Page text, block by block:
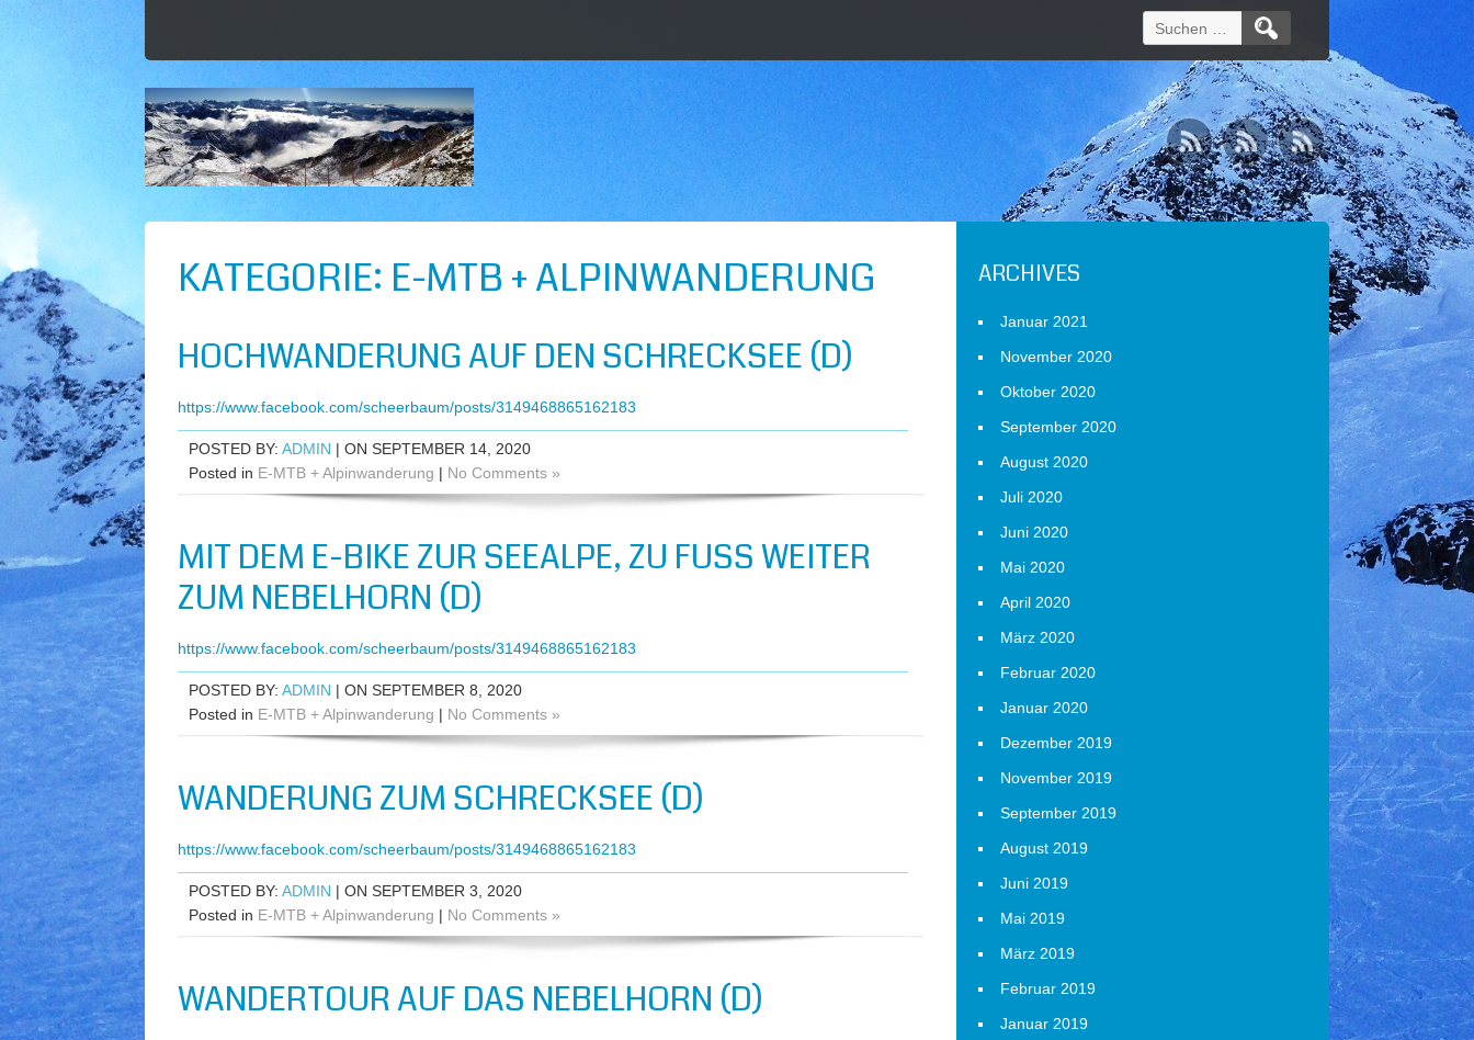
Suchen
nach:
KATEGORIE: E-MTB + ALPINWANDERUNG
HOCHWANDERUNG AUF DEN SCHRECKSEE (D)
https://www.facebook.com/scheerbaum/posts/3149468865162183
POSTED BY: ADMIN | ON SEPTEMBER 14, 2020
Posted in E-MTB + Alpinwanderung | No Comments »
MIT DEM E-BIKE ZUR SEEALPE, ZU FUSS WEITER Z
UM NEBELHORN (D)
https://www.facebook.com/scheerbaum/posts/3149468865162183
POSTED BY: ADMIN | ON SEPTEMBER 8, 2020
Posted in E-MTB + Alpinwanderung | No Comments »
WANDERUNG ZUM SCHRECKSEE (D)
https://www.facebook.com/scheerbaum/posts/3149468865162183
POSTED BY: ADMIN | ON SEPTEMBER 3, 2020
Posted in E-MTB + Alpinwanderung | No Comments »
WANDERTOUR AUF DAS NEBELHORN (D)
ARCHIVES
Januar 2021
November 2020
Oktober 2020
September 2020
August 2020
Juli 2020
Juni 2020
Mai 2020
April 2020
März 2020
Februar 2020
Januar 2020
Dezember 2019
November 2019
September 2019
August 2019
Juni 2019
Mai 2019
März 2019
Februar 2019
Januar 2019